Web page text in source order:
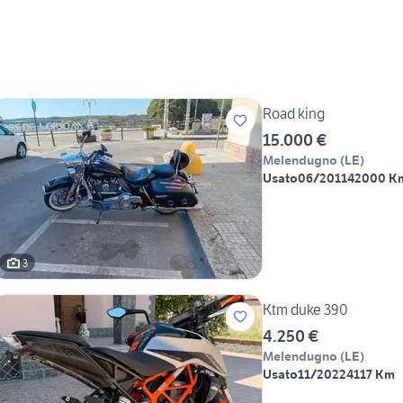
3
Road king
15.000 €
Melendugno (LE)
Usato06/201142000
Ktm duke 390
4.250 €
Melendugno (LE)
Usato11/20224117 Km